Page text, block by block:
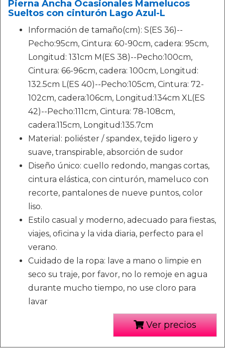
Pierna Ancha Ocasionales Mamelucos
Sueltos con cinturón Lago Azul-L
Información de tamaño(cm): S(ES 36)--
Pecho:95cm, Cintura: 60-90cm, cadera: 95cm,
Longitud: 131cm M(ES 38)--Pecho:100cm,
Cintura: 66-96cm, cadera: 100cm, Longitud:
132.5cm L(ES 40)--Pecho:105cm, Cintura: 72-
102cm, cadera:106cm, Longitud:134cm XL(ES
42)--Pecho:111cm, Cintura: 78-108cm,
cadera:115cm, Longitud:135.7cm
Material: poliéster / spandex, tejido ligero y
suave, transpirable, absorción de sudor
Diseño único: cuello redondo, mangas cortas,
cintura elástica, con cinturón, mameluco con
recorte, pantalones de nueve puntos, color
liso.
Estilo casual y moderno, adecuado para fiestas,
viajes, oficina y la vida diaria, perfecto para el
verano.
Cuidado de la ropa: lave a mano o limpie en
seco su traje, por favor, no lo remoje en agua
durante mucho tiempo, no use cloro para
lavar
Ver precios